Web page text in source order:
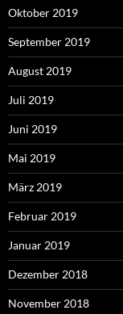
Oktober 2019
September 2019
August 2019
Juli 2019
Juni 2019
Mai 2019
März 2019
Februar 2019
Januar 2019
Dezember 2018
November 2018